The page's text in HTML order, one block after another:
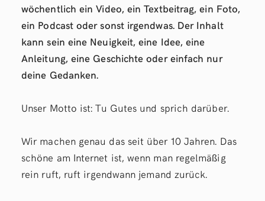
wöchentlich ein Video, ein Textbeitrag, ein Foto,
ein Podcast oder sonst irgendwas. Der Inhalt
kann sein eine Neuigkeit, eine Idee, eine
Anleitung, eine Geschichte oder einfach nur
deine Gedanken.
Unser Motto ist: Tu Gutes und sprich darüber.
Wir machen genau das seit über 10 Jahren. Das
schöne am Internet ist, wenn man regelmäßig
rein ruft, ruft irgendwann jemand zurück.